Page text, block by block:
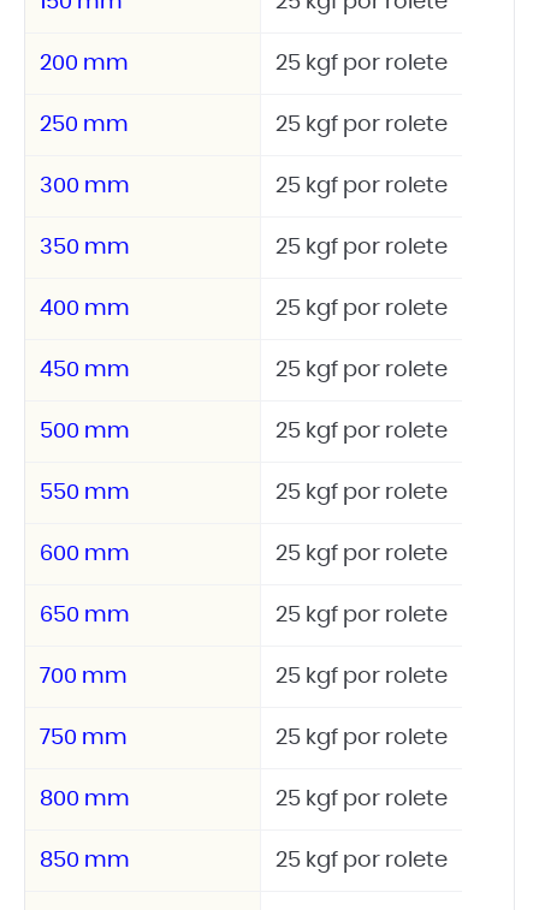
200 mm 25 kgf por rolete
250 mm 25 kgf por rolete
300 mm 25 kgf por rolete
350 mm 25 kgf por rolete
400 mm 25 kgf por rolete
450 mm 25 kgf por rolete
500 mm 25 kgf por rolete
550 mm 25 kgf por rolete
600 mm 25 kgf por rolete
650 mm 25 kgf por rolete
700 mm 25 kgf por rolete
750 mm 25 kgf por rolete
800 mm 25 kgf por rolete
850 mm 25 kgf por rolete